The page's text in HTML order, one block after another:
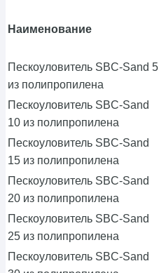
Наименование
Пескоуловитель SBC-Sand 5
из полипропилена
Пескоуловитель SBC-Sand
10 из полипропилена
Пескоуловитель SBC-Sand
15 из полипропилена
Пескоуловитель SBC-Sand
20 из полипропилена
Пескоуловитель SBC-Sand
25 из полипропилена
Пескоуловитель SBC-Sand